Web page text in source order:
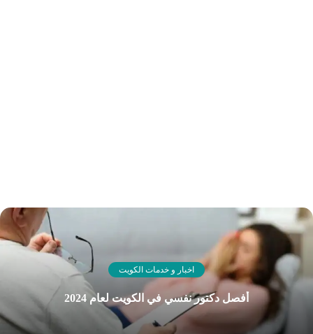
اخبار و خدمات الكويت
أفصل دكتور نفسي في الكويت لعام 2024